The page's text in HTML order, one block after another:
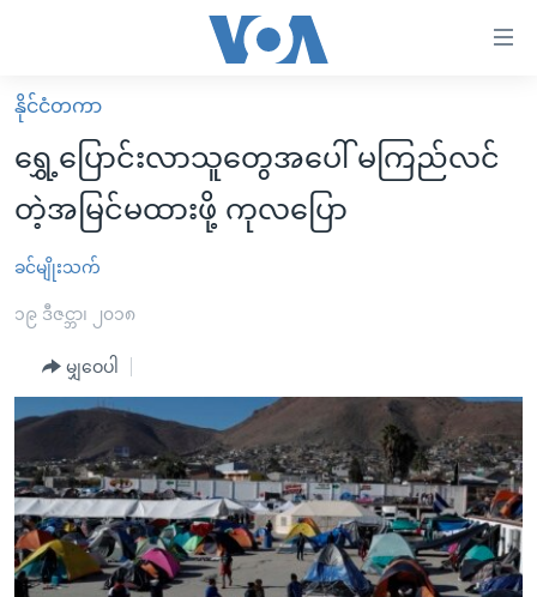
လွယ်ကူ
စေ
သည့်
Link
များ
ပင်မ
ကျော်
ရန်
ပင်မ
အ
ညွန်း
မူလစာမျက်နှာ
မြန်မာ
ကမ္ဘာ့သတင်းများ
နိုင်ငံတကာ
အစ္စရေး-ပါလက်စတိုင်း
ဗွီဒီယို
အင်္ဂလိပ်စာလေ့လာမယ်
အမေရိကန်သုံးအီဒီယံ
မကြေးမုံရဲ့ အင်္ဂလိပ်စာ
ရုပ်ရှင်ထဲက အင်္ဂလိပ်စာ
သုတပဒေသာ အင်္ဂလိပ်စာ
အပတ်စဉ်ကဏ္ဍများ
ရေဒီယို
တီဗွီ
ရေဒီယိုနှင့်ရုပ်သံ အချက်အလက်များ
ရေဒီယို/တီဗွီအစီအစဉ်
Learning English
နိုင်ငံတကာ
ရွှေ့ပြောင်းလာသူတွေအပေါ် မကြည်လင်
တဲ့အမြင်မထားဖို့ ကုလပြော
ခင်မျိုးသက်
၁၉ ဒီဇင္ဘာ၊ ၂၀၁၈
မျှဝေပါ